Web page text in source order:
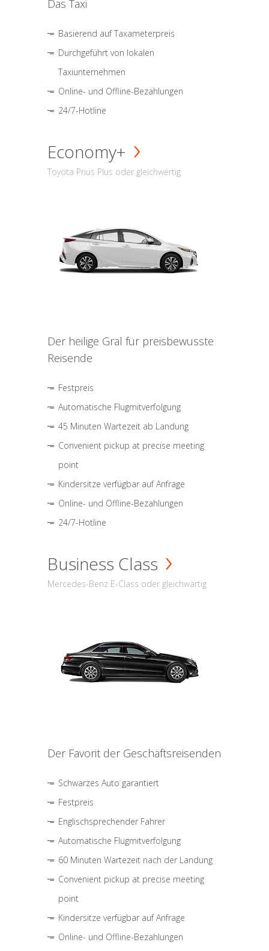
Das Taxi
Basierend auf Taxameterpreis
Durchgeführt von lokalen
Taxiunternehmen
Online- und Offline-Bezahlungen
24/7-Hotline
Economy+
Toyota Prius Plus oder gleichwertig
Der heilige Gral für preisbewusste
Reisende
Festpreis
Automatische Flugmitverfolgung
45 Minuten Wartezeit ab Landung
Convenient pickup at precise meeting
point
Kindersitze verfügbar auf Anfrage
Online- und Offline-Bezahlungen
24/7-Hotline
Business Class
Mercedes-Benz E-Class oder gleichwärtig
Der Favorit der Geschäftsreisenden
Schwarzes Auto garantiert
Festpreis
Englischsprechender Fahrer
Automatische Flugmitverfolgung
60 Minuten Wartezeit nach der Landung
Convenient pickup at precise meeting
point
Kindersitze verfügbar auf Anfrage
Online- und Offline-Bezahlungen